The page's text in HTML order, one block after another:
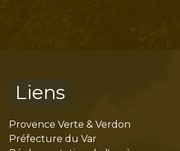
Liens
Provence Verte & Verdon
Préfecture du Var